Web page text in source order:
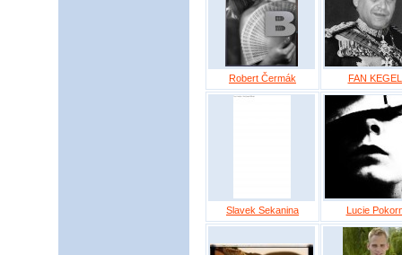
Robert Čermák FAN
Slavek Sekanina Lucie